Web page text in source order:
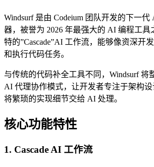
Windsurf 是由 Codeium 团队开发的下一
器，被誉为 2026 年最强大的 AI 编程工具
特的”Cascade”AI 工作流，能够像资深开
和执行代码任务。
与传统的代码补全工具不同，Windsurf 将
AI 代理协作模式，让开发者专注于架构
将繁琐的实现细节交给 AI 处理。
核心功能特性
1. Cascade AI 工作流